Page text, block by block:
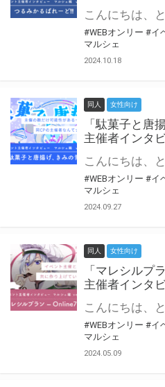
#WEBオンリー #イ
マルシェ
2024.10.18
同人 女性向け
「駄菓子と唐
主催者インタ
#WEBオンリー #イ
マルシェ
2024.09.27
同人 女性向け
「マレシルプ
主催者インタ
#WEBオンリー #イ
マルシェ
2024.05.09